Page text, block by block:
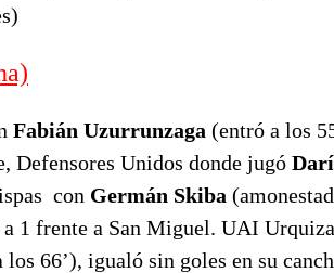
Fabián Uzurrunzaga (entró a los
Defensores Unidos donde jugó
con Germán Skiba
1 frente a San Miguel. UAI
los 66’), igualó sin goles en su